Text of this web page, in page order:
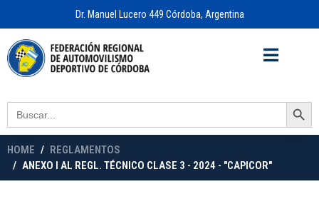
Dr. Manuel Lucero 449 Córdoba, Argentina
Search
for:
Search Button
HOME
REGLAMENTOS
ANEXO I AL REGL. TÉCNICO CLASE 3 - 2024 - "CAPICOR"